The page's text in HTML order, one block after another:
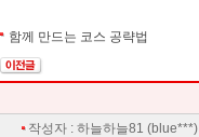
함께 만드는 코스 공략법
작성자 : 하늘하늘81 (blue***)